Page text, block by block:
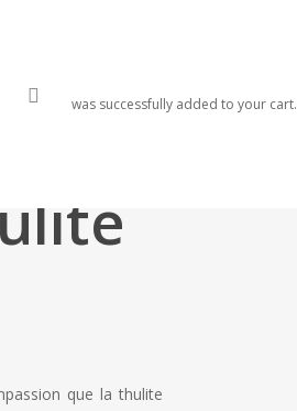
was successfully added to your cart.
que la thulite